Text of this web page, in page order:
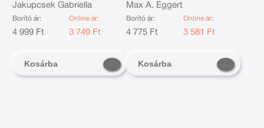
idején
Jakupcsek Gabriella
Borító ár:
4 999 Ft
Online ár:
3 749 Ft
Kosárba
gondolnak az emberek
valójában?
Max A. Eggert
Borító ár:
4 775 Ft
Online ár:
3 581 Ft
Kosárba